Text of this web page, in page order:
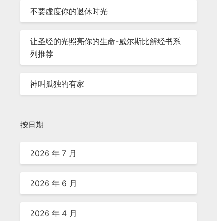
不要虚度你的退休时光
让圣经的光照亮你的生命-威尔斯比解经书系
列推荐
神叫孤独的有家
按日期
2026 年 7 月
2026 年 6 月
2026 年 4 月